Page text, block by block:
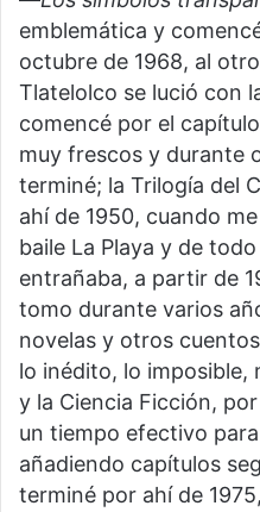
emblemática y
octubre de 1968, al
Tlatelolco se lució con
comencé por el
muy frescos y durante
terminé; la Trilogía del
ahí de 1950, cuando
baile La Playa y de
entrañaba, a partir de
tomo durante varios
novelas y otros
lo inédito, lo imposible,
y la Ciencia Ficción,
un tiempo efectivo
añadiendo capítulos
terminé por ahí de